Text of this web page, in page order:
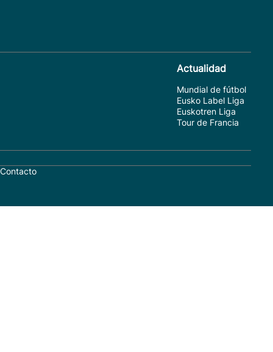
Actualidad
Mundial de fútbol
Eusko Label Liga
Euskotren Liga
Tour de Francia
Contacto